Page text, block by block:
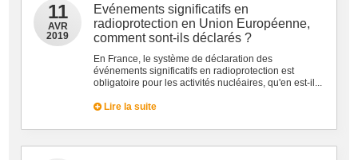
11
AVR
2019
Evénements significatifs en
radioprotection en Union Européenne,
comment sont-ils déclarés ?
En France, le système de déclaration des
événements significatifs en radioprotection est
obligatoire pour les activités nucléaires, qu'en est-il...
Lire la suite